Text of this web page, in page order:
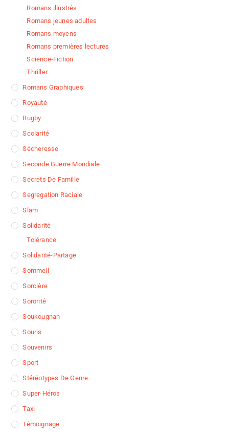
Romans illustrés
Romans jeunes adultes
Romans moyens
Romans premières lectures
Science-Fiction
Thriller
Romans Graphiques
Royauté
Rugby
Scolarité
Sécheresse
Seconde Guerre Mondiale
Secrets De Famille
Segregation Raciale
Slam
Solidarité
Tolérance
Solidarité-Partage
Sommeil
Sorcière
Sororité
Soukougnan
Souris
Souvenirs
Sport
Stéréotypes De Genre
Super-Héros
Taxi
Témoignage